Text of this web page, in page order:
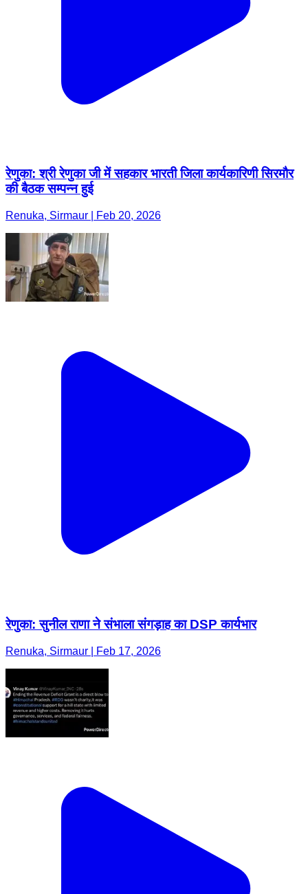
रेणुका: श्री रेणुका जी में सहकार भारती जिला कार्यकारिणी सिरमौर
की बैठक सम्पन्न हुई
Renuka, Sirmaur | Feb 20, 2026
रेणुका: सुनील राणा ने संभाला संगड़ाह का DSP कार्यभार
Renuka, Sirmaur | Feb 17, 2026